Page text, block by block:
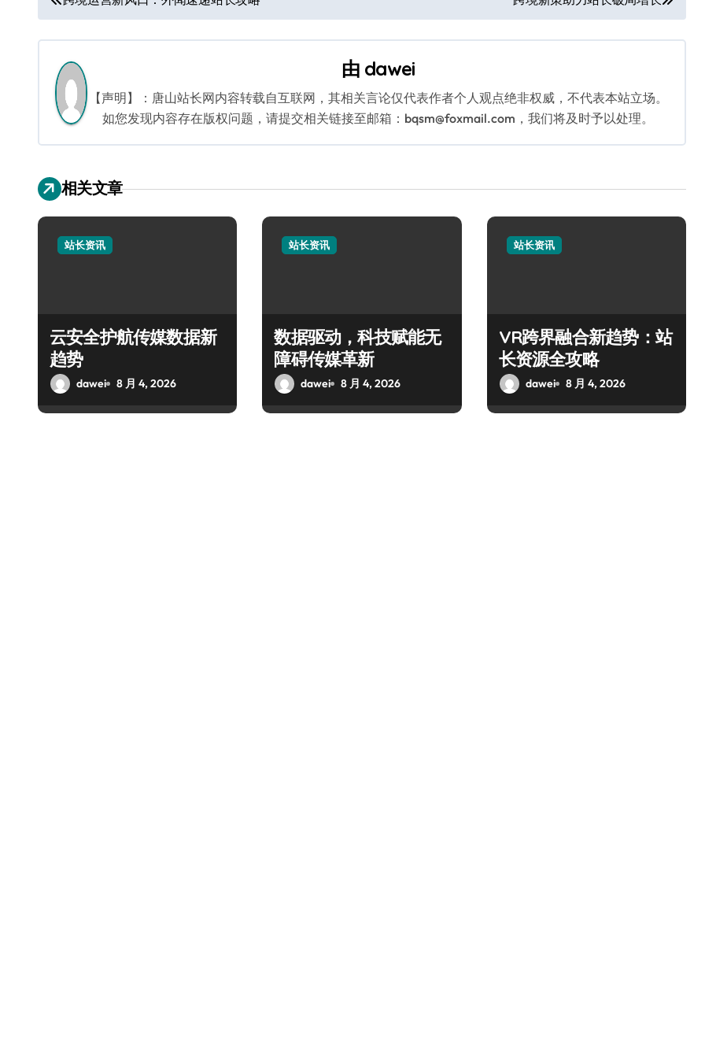
章
导
航
由 dawei
【声明】：唐山站长网内容转载自互联网，其相关言论仅代表作者个人观点绝非权威，不代表本站立场。
如您发现内容存在版权问题，请提交相关链接至邮箱：bqsm@foxmail.com，我们将及时予以处理。
相关文章
站长资讯
云安全护航传媒数据新
趋势
dawei 8 月 4, 2026
站长资讯
数据驱动，科技赋能无
障碍传媒革新
dawei 8 月 4, 2026
站长资讯
VR跨界融合新趋势：站
长资源全攻略
dawei 8 月 4, 2026